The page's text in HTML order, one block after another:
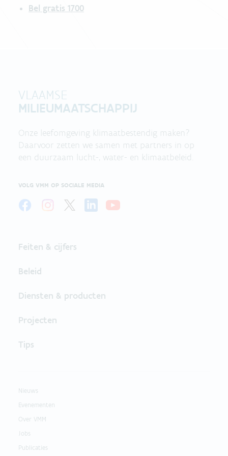
Bel gratis 1700
VLAAMSE
MILIEUMAATSCHAPPIJ
Onze leefomgeving klimaatbestendig maken?
Daarvoor zetten we samen met partners in op
een duurzaam lucht-, water- en klimaatbeleid.
VOLG VMM OP SOCIALE MEDIA
Feiten & cijfers
Beleid
Diensten & producten
Projecten
Tips
Nieuws
Evenementen
Over VMM
Jobs
Publicaties